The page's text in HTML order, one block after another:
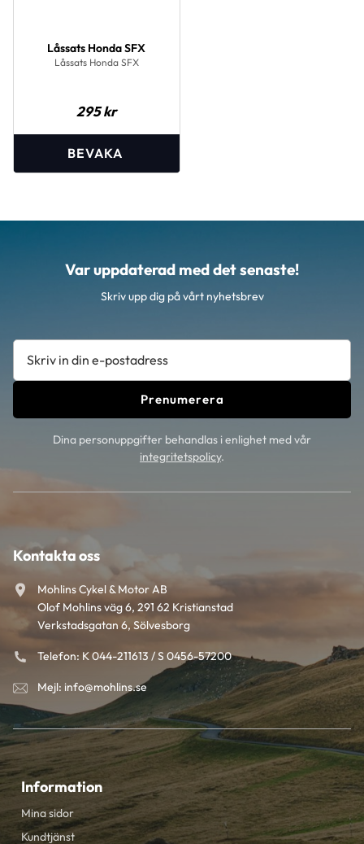
Låssats Honda SFX
Låssats Honda SFX
295kr
Var uppdaterad med det senaste!
Skriv upp dig på vårt nyhetsbrev
Prenumerera
Dina personuppgifter behandlas i enlighet med vår
integritetspolicy.
Kontakta oss
Mohlins Cykel & Motor AB
Olof Mohlins väg 6, 291 62 Kristianstad
Verkstadsgatan 6, Sölvesborg
Telefon: K 044-211613 / S 0456-57200
Mejl: info@mohlins.se
Information
Mina sidor
Kundtjänst